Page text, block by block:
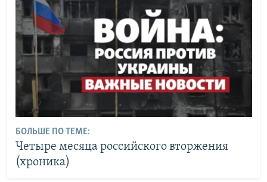
БОЛЬШЕ ПО ТЕМЕ:
Четыре месяца российского вторжения
(хроника)